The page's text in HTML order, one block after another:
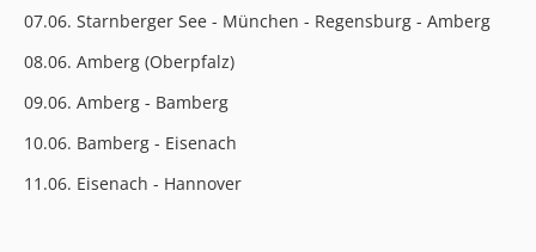
07.06. Starnberger See - München - Regensburg - Amberg
08.06. Amberg (Oberpfalz)
09.06. Amberg - Bamberg
10.06. Bamberg - Eisenach
11.06. Eisenach - Hannover